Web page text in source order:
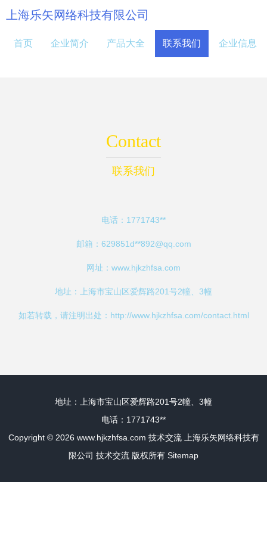
上海乐矢网络科技有限公司
首页 企业简介 产品大全 联系我们 企业信息
Contact
联系我们
电话：1771743**
邮箱：629851d**892@qq.com
网址： www.hjkzhfsa.com
地址：上海市宝山区爱辉路201号2幢、3幢
如若转载，请注明出处：http://www.hjkzhfsa.com/contact.html
地址：上海市宝山区爱辉路201号2幢、3幢
电话：1771743**
Copyright © 2026 www.hjkzhfsa.com 技术交流
上海乐矢网络科技有
限公司 技术交流 版权所有 Sitemap